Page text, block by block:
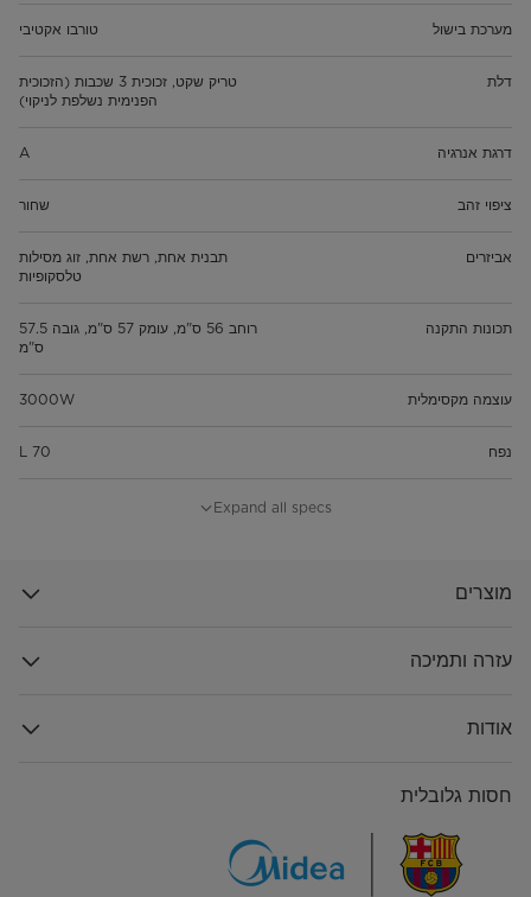
מערכת בישול טורבו אקטיבי
דלת
טריק שקט, זכוכית 3 שכבות (הזכוכית
הפנימית נשלפת לניקוי)
דרגת אנרגיה A
ציפוי זהב שחור
אביזרים
תבנית אחת, רשת אחת, זוג מסילות
טלסקופיות
תכונות התקנה
רוחב 56 ס"מ, עומק 57 ס"מ, גובה 57.5
ס"מ
עוצמה מקסימלית 3000W
נפח 70 L
9 תוכניות בישול ואפייה (כולל הפשרה,Expand all specs
מוצרים
עזרה ותמיכה
אודות
חסות גלובלית